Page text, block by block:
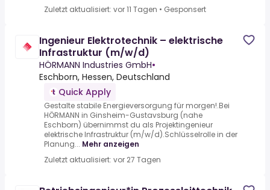
Zuletzt aktualisiert: vor 11 Tagen • Gesponsert
Ingenieur Elektrotechnik – elektrische
Infrastruktur (m/w/d)
HÖRMANN Industries GmbH•
Eschborn, Hessen, Deutschland
Quick Apply
Gestalte stabile Energieversorgung für morgen!.Bei
HÖRMANN in Ginsheim-Gustavsburg (nahe
Eschborn) übernimmst du als Projektingenieur
elektrische Infrastruktur (m/w/d).Schlüsselrolle in der
Planung... Mehr anzeigen
Zuletzt aktualisiert: vor 27 Tagen